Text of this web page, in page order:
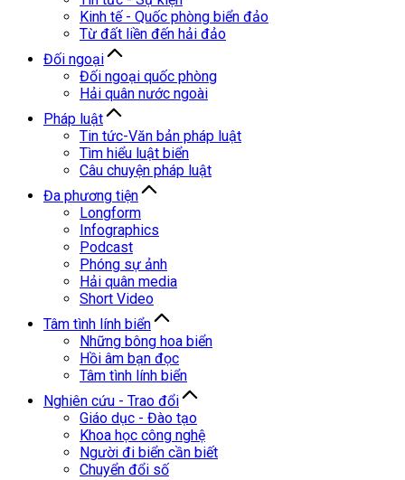
Kinh tế - Quốc phòng biển đảo
Từ đất liền đến hải đảo
Đối ngoại
Đối ngoại quốc phòng
Hải quân nước ngoài
Pháp luật
Tin tức-Văn bản pháp luật
Tìm hiểu luật biển
Câu chuyện pháp luật
Đa phương tiện
Longform
Infographics
Podcast
Phóng sự ảnh
Hải quân media
Short Video
Tâm tình lính biển
Những bông hoa biển
Hồi âm bạn đọc
Tâm tình lính biển
Nghiên cứu - Trao đổi
Giáo dục - Đào tạo
Khoa học công nghệ
Người đi biển cần biết
Chuyển đổi số